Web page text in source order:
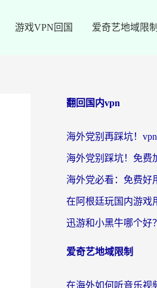
游戏VPN回国 爱奇艺地域限制
翻回国内vpn
爱奇艺地域限制